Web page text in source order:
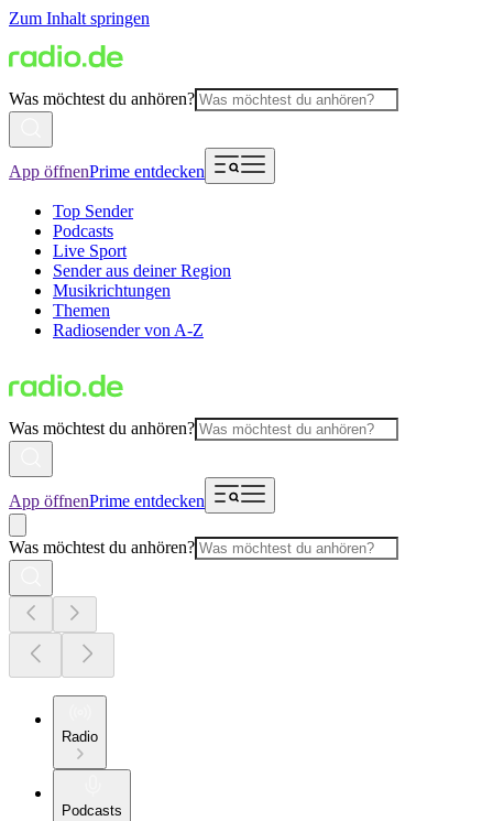
Zum Inhalt springen
Was möchtest du anhören?
App öffnenPrime entdecken
Top Sender
Podcasts
Live Sport
Sender aus deiner Region
Musikrichtungen
Themen
Radiosender von A-Z
Was möchtest du anhören?
App öffnenPrime entdecken
Was möchtest du anhören?
Radio
Podcasts